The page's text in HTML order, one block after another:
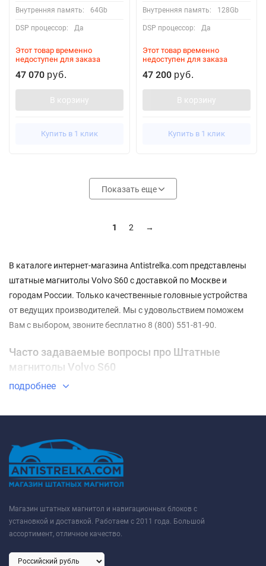
Внутренняя память: 64Gb
DSP процессор: Да
Этот товар временно
недоступен для заказа
47 070 руб.
В корзину
Купить в 1 клик
Внутренняя память: 128Gb
DSP процессор: Да
Этот товар временно
недоступен для заказа
47 200 руб.
В корзину
Купить в 1 клик
Показать еще
1 2 →
В каталоге интернет-магазина Antistrelka.com представлены
штатные магнитолы Volvo S60 с доставкой по Москве и
городам России. Только качественные головные устройства
от ведущих производителей. Мы с удовольствием поможем
Вам с выбором, звоните бесплатно 8 (800) 551-81-90.
Часто задаваемые вопросы про Штатные
магнитолы Volvo S60
⇓ Какие Штатные магнитолы Volvo S60 самые
Volvo S60 - ✓Штатная магнитола Parafar PF186Lite Volvo S60
(2014-2018)
Штатная магнитола Parafar PF186FHD Volvo S60
(2014-2018)✓Штатная магнитола Parafar PF186XHD Volvo S60
(2014-2018)
популярные в этом году?
ТОП-3 самых продаваемых товара из категории Штатные
магнитолы Volvo S60 - ✓
подробнее
Магазин штатных магнитол и навигационных блоков с
установкой и доставкой. Работаем с 2011 года. Большой
ассортимент, отличное качество.